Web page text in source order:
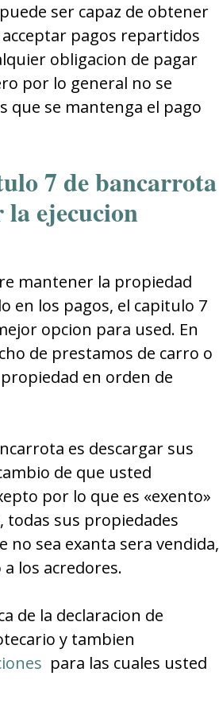
ser capaz de obtener
pagos repartidos
obligacion de pagar
por lo general no se
que se mantenga el pago
7 de bancarrota
la ejecucion
mantener la propiedad
en los pagos, el capitulo 7
opcion para used. En
de prestamos de carro o
en orden de
es descargar sus
de que usted
por lo que es «exento»
todas sus propiedades
no sea exanta sera vendida,
los acredores.
de la declaracion de
y tambien
para las cuales usted